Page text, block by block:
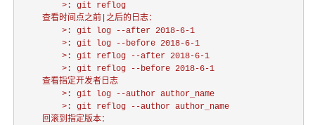
        >: git reflog
    查看时间点之前|之后的日志：
        >: git log --after 2018-6-1
        >: git log --before 2018-6-1
        >: git reflog --after 2018-6-1
        >: git reflog --before 2018-6-1
    查看指定开发者日志
        >: git log --author author_name
        >: git reflog --author author_name
    回滚到指定版本：